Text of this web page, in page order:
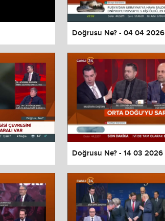
Doğrusu Ne? - 04 04 2026
Doğrusu Ne? - 14 03 2026